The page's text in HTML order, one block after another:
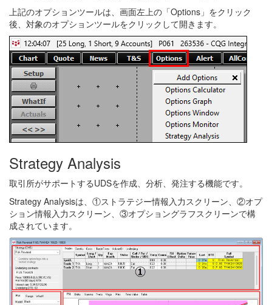
上記のオプションツールは、画面左上の「Options」をクリック
後、対象のオプションツールをクリックして開きます。
Strategy Analysis
取引所がサポートするUDSを作成、分析、発注する機能です。
Strategy Analysisは、①ストラテジー情報入力スクリーン、②オプ
ション情報入力スクリーン、③オプショングラフスクリーンで構
成されています。